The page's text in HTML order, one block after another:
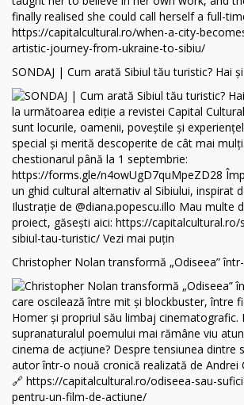
SONDAJ | Cum arată Sibiul tău turistic? Hai
Christopher Nolan transformă „Odiseea”